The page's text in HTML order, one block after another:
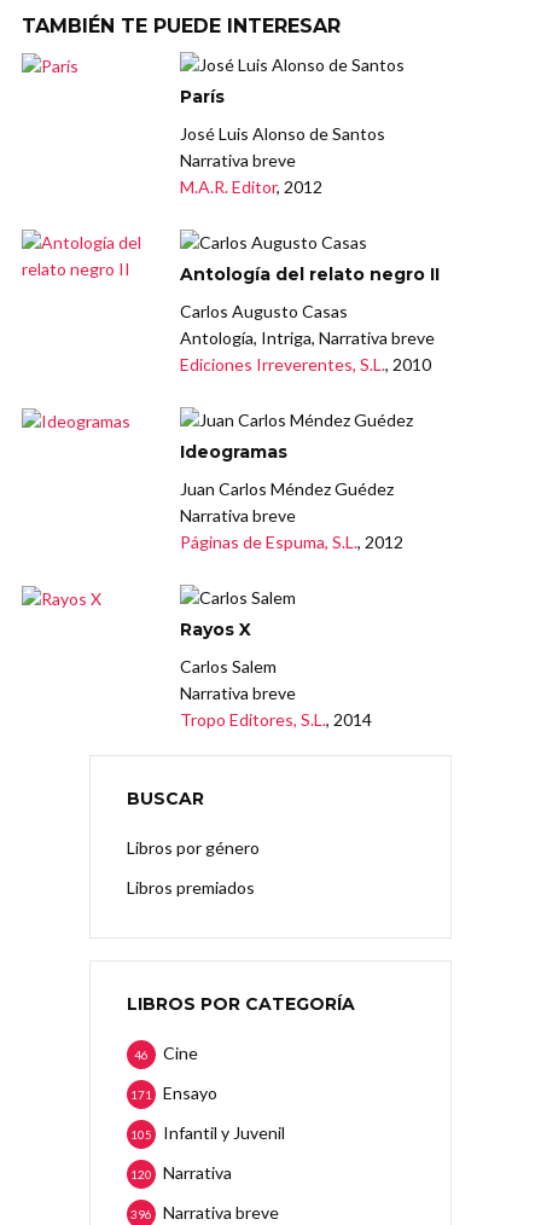
TAMBIÉN TE PUEDE INTERESAR
París
José Luis Alonso de Santos
Narrativa breve
M.A.R. Editor, 2012
Antología del relato negro II
Carlos Augusto Casas
Antología, Intriga, Narrativa breve
Ediciones Irreverentes, S.L., 2010
Ideogramas
Juan Carlos Méndez Guédez
Narrativa breve
Páginas de Espuma, S.L., 2012
Rayos X
Carlos Salem
Narrativa breve
Tropo Editores, S.L., 2014
BUSCAR
Libros por género
Libros premiados
LIBROS POR CATEGORÍA
Cine
46
Ensayo
171
Infantil y Juvenil
105
Narrativa
120
Narrativa breve
396